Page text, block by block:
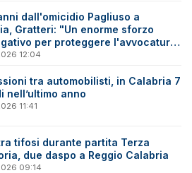
dall'omicidio Pagliuso a
Gratteri: "Un enorme sforzo
per proteggere l'avvocatura
12:04
tra automobilisti, in Calabria 7
nell’ultimo anno
11:41
tifosi durante partita Terza
due daspo a Reggio Calabria
09:14